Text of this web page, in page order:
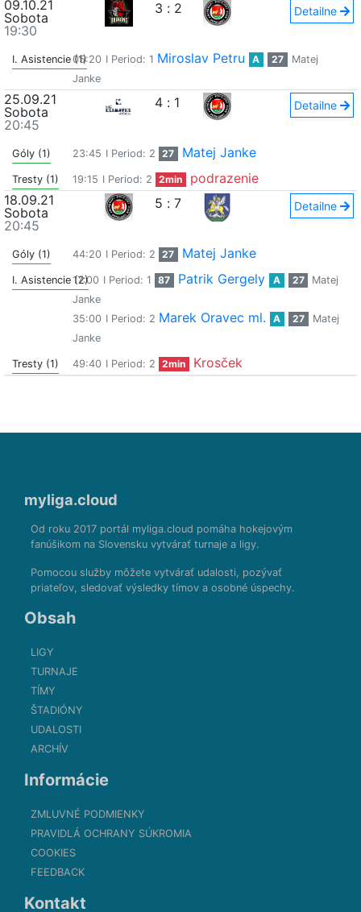
09.10.21
Sobota
19:30
3 : 2 Detailne
I. Asistencie (1)05:20 I Period: 1 Miroslav Petru A 27
Matej
Janke
25.09.21
Sobota
20:45
4 : 1 Detailne
Góly (1) 23:45 I Period: 2 27 Matej Janke
Tresty (1) 19:15 I Period: 2 2min
podrazenie
18.09.21
Sobota
20:45
5 : 7 Detailne
Góly (1) 44:20 I Period: 2 27 Matej Janke
I. Asistencie (2)
17:00 I Period: 1 87 Patrik Gergely A 27
Matej
Janke
35:00 I Period: 2 Marek Oravec ml. A 27
Matej
Janke
Tresty (1) 49:40 I Period: 2 2min Krosček
myliga.cloud
Od roku 2017 portál myliga.cloud pomáha hokejovým
fanúšikom na Slovensku vytvárať turnaje a ligy.
Pomocou služby môžete vytvárať udalosti, pozývať
priateľov, sledovať výsledky tímov a osobné úspechy.
Obsah
LIGY
TURNAJE
TÍMY
ŠTADIÓNY
UDALOSTI
ARCHÍV
Informácie
ZMLUVNÉ PODMIENKY
PRAVIDLÁ OCHRANY SÚKROMIA
COOKIES
FEEDBACK
Kontakt